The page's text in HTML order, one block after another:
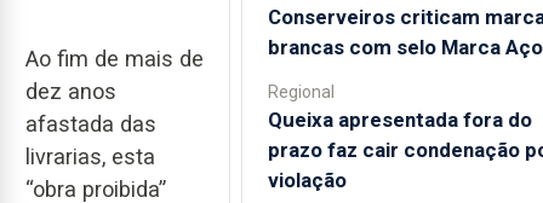
Ao fim de mais de
dez anos
afastada das
livrarias, esta
“obra proibida”
Conserveiros criticam
brancas com selo Marca
Regional
Queixa apresentada fora do
prazo faz cair condenação
violação